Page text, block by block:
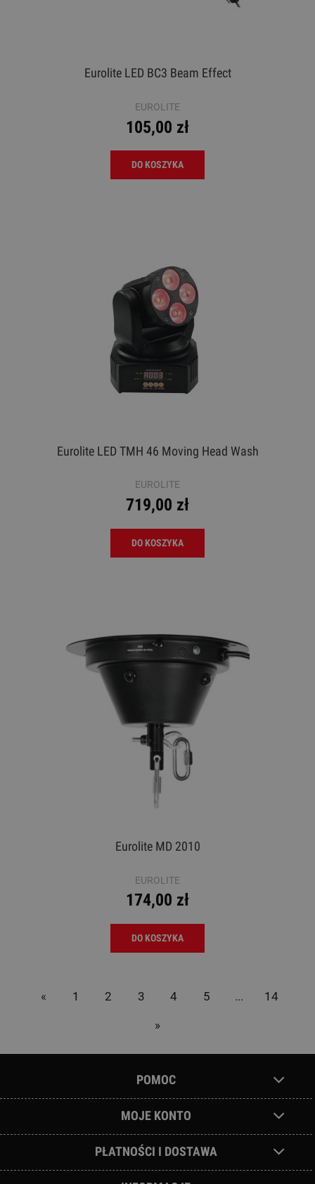
Eurolite LED BC3 Beam Effect
EUROLITE
105,00 zł
DO KOSZYKA
Eurolite LED TMH 46 Moving Head Wash
EUROLITE
719,00 zł
DO KOSZYKA
Eurolite MD 2010
EUROLITE
174,00 zł
DO KOSZYKA
« 1 2 3 4 5 ... 14
»
POMOC
MOJE KONTO
PŁATNOŚCI I DOSTAWA